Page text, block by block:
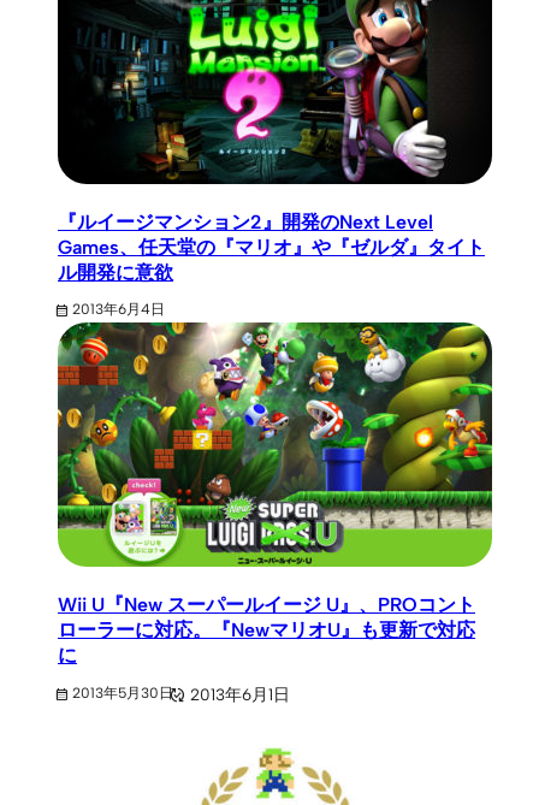
『ルイージマンション2』開発のNext Level
Games、任天堂の『マリオ』や『ゼルダ』タイト
ル開発に意欲
2013年6月4日
Wii U『New スーパールイージ U』、PROコント
ローラーに対応。『NewマリオU』も更新で対応
に
2013年5月30日 2013年6月1日